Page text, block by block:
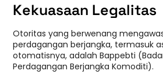
Kekuasaan Legalitas
Otoritas yang berwenang
perdagangan berjangka, termasuk
otomatisnya, adalah Bappebti
Perdagangan Berjangka Komoditi).